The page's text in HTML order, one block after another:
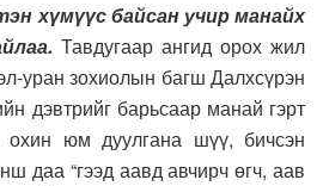
хүмүүс байсан учир манайх
Тавдугаар ангид орох жил
уран зохиолын багш Далхсүрэн
дэвтрийг барьсаар манай гэрт
юм дуулгана шүү, бичсэн
даа “гээд аавд авчирч өгч, аав